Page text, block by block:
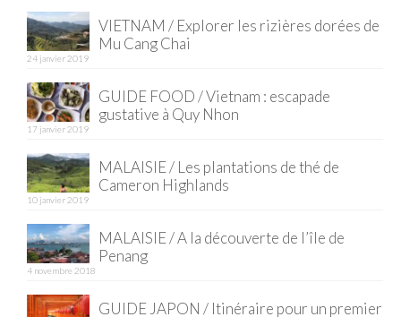
Restos vietnamiens
VIETNAM / Explorer les rizières dorées de
Mu Cang Chai
24 janvier 2019
GUIDE FOOD / Vietnam : escapade
gustative à Quy Nhon
17 janvier 2019
MALAISIE / Les plantations de thé de
Cameron Highlands
10 janvier 2019
MALAISIE / A la découverte de l’île de
Penang
4 novembre 2018
GUIDE JAPON / Itinéraire pour un premier